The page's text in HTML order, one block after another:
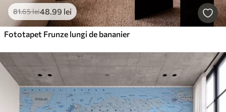
81.65lei48.99 lei
Fototapet Frunze lungi de bananier